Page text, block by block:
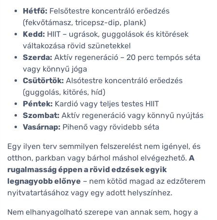
Hétfő: Felsőtestre koncentráló erőedzés
(fekvőtámasz, tricepsz-dip, plank)
Kedd: HIIT – ugrások, guggolások és kitörések
váltakozása rövid szünetekkel
Szerda: Aktív regeneráció – 20 perc tempós séta
vagy könnyű jóga
Csütörtök: Alsótestre koncentráló erőedzés
(guggolás, kitörés, híd)
Péntek: Kardió vagy teljes testes HIIT
Szombat: Aktív regeneráció vagy könnyű nyújtás
Vasárnap: Pihenő vagy rövidebb séta
Egy ilyen terv semmilyen felszerelést nem igényel, és
otthon, parkban vagy bárhol máshol elvégezhető. A
rugalmasság éppen a rövid edzések egyik
legnagyobb előnye – nem kötöd magad az edzőterem
nyitvatartásához vagy egy adott helyszínhez.
Nem elhanyagolható szerepe van annak sem, hogy a